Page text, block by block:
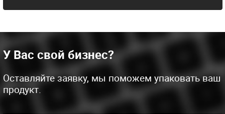
У Вас свой бизнес?
Оставляйте заявку, мы поможем упаковать ваш
продукт.